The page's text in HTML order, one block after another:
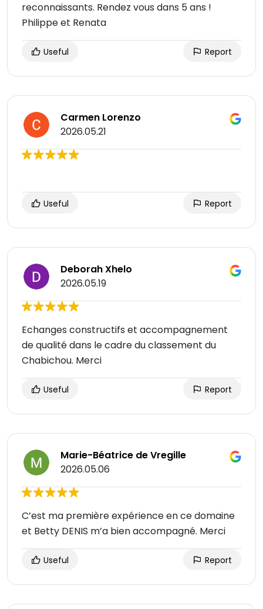
reconnaissants. Rendez vous dans 5 ans !
Philippe et Renata
Useful Report
Carmen Lorenzo
2026.05.21
Useful Report
Deborah Xhelo
2026.05.19
Echanges constructifs et accompagnement
de qualité dans le cadre du classement du
Chabichou. Merci
Useful Report
Marie-Béatrice de Vregille
2026.05.06
C’est ma première expérience en ce domaine
et Betty DENIS m’a bien accompagné. Merci
Useful Report